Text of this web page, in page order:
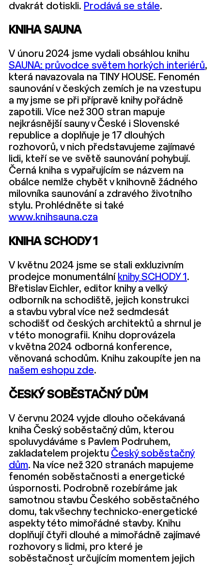
dvakrát dotiskli. Prodává se stále.
KNIHA SAUNA
V únoru 2024 jsme vydali obsáhlou knihu
SAUNA: průvodce světem horkých interiérů,
která navazovala na TINY HOUSE. Fenomén
saunování v českých zemích je na vzestupu
a my jsme se při přípravě knihy pořádně
zapotili. Více než 300 stran mapuje
nejkrásnější sauny v České i Slovenské
republice a doplňuje je 17 dlouhých
rozhovorů, v nich představujeme zajímavé
lidi, kteří se ve světě saunování pohybují.
Černá kniha s vypařujícím se názvem na
obálce nemlže chybět v knihovně žádného
milovníka saunování a zdravého životního
stylu. Prohlédněte si také
www.knihsauna.cza
KNIHA SCHODY 1
V květnu 2024 jsme se stali exkluzivním
prodejce monumentální knihy SCHODY 1 .
Břetislav Eichler, editor knihy a velký
odborník na schodiště, jejich konstrukci
a stavbu vybral více než sedmdesát
schodišť od českých architektů a shrnul je
v této monografii. Knihu doprovázela
v května 2024 odborná konference,
věnovaná schodům. Knihu zakoupíte jen na
našem eshopu zde.
ČESKÝ SOBĚSTAČNÝ DŮM
V červnu 2024 vyjde dlouho očekávaná
kniha Český soběstačný dům, kterou
spoluvydáváme s Pavlem Podruhem,
zakladatelem projektu Český soběstačný
dům. Na více než 320 stranách mapujeme
fenomén soběstačnosti a energetické
úspornosti. Podrobně rozebíráme jak
samotnou stavbu Českého soběstačného
domu, tak všechny technicko-energetické
aspekty této mimořádné stavby. Knihu
doplňují čtyři dlouhé a mimořádně zajímavé
rozhovory s lidmi, pro které je
soběstačnost určujícím momentem jejich